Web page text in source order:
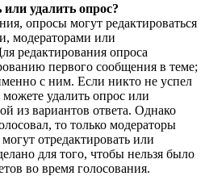
удалить опрос?
опросы могут редактироваться
модераторами или
редактирования опроса
первого сообщения в теме;
с ним. Если никто не успел
удалить опрос или
из вариантов ответа. Однако
то только модераторы
отредактировать или
для того, чтобы нельзя было
во время голосования.